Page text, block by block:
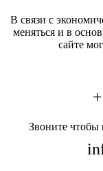
В связи с
меняться и в
сайте
Звоните чтобы